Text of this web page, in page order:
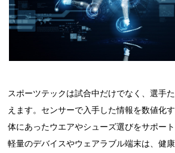
スポーツテックは試合中だけでなく、選手
えます。センサーで入手した情報を数値化
体にあったウエアやシューズ選びをサポー
軽量のデバイスやウェアラブル端末は、健